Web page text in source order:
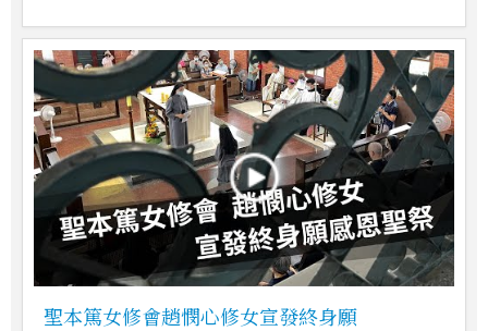
聖本篤女修會趙憫心修女宣發終身願